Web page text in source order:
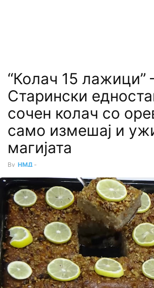
“Колач 15 лажици”
Старински
сочен колач со
само измешај и
магијата
By НМД -